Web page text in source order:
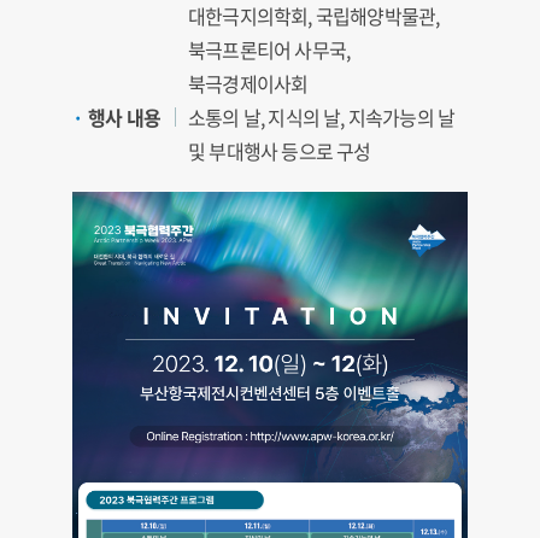
대한극지의학회, 국립해양박물관,
북극프론티어 사무국,
북극경제이사회
행사 내용
소통의 날, 지식의 날, 지속가능의 날
및 부대행사 등으로 구성